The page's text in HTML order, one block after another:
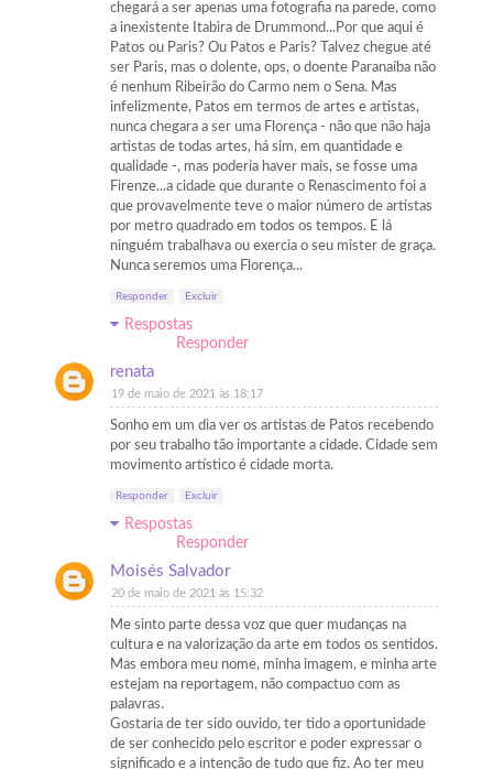
chegará a ser apenas uma fotografia na parede, como
a inexistente Itabira de Drummond...Por que aqui é
Patos ou Paris? Ou Patos e Paris? Talvez chegue até
ser Paris, mas o dolente, ops, o doente Paranaíba não
é nenhum Ribeirão do Carmo nem o Sena. Mas
infelizmente, Patos em termos de artes e artistas,
nunca chegara a ser uma Florença - não que não haja
artistas de todas artes, há sim, em quantidade e
qualidade -, mas poderia haver mais, se fosse uma
Firenze...a cidade que durante o Renascimento foi a
que provavelmente teve o maior número de artistas
por metro quadrado em todos os tempos. E lá
ninguém trabalhava ou exercia o seu mister de graça.
Nunca seremos uma Florença...
Responder Excluir
Respostas
Responder
renata
19 de maio de 2021 às 18:17
Sonho em um dia ver os artistas de Patos recebendo
por seu trabalho tão importante a cidade. Cidade sem
movimento artístico é cidade morta.
Responder Excluir
Respostas
Responder
Moisés Salvador
20 de maio de 2021 às 15:32
Me sinto parte dessa voz que quer mudanças na
cultura e na valorização da arte em todos os sentidos.
Mas embora meu nome, minha imagem, e minha arte
estejam na reportagem, não compactuo com as
palavras.
Gostaria de ter sido ouvido, ter tido a oportunidade
de ser conhecido pelo escritor e poder expressar o
significado e a intenção de tudo que fiz. Ao ter meu